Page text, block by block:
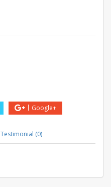
Google+
Testimonial (0)